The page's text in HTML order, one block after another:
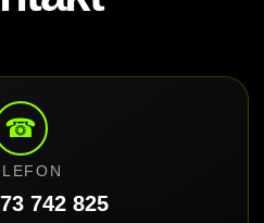
☎
742 825